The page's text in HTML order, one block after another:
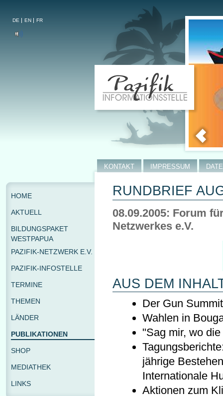
DE EN FR
RUNDBRIEF
08.09.2005: Forum
Netzwerkes e.V.
AUS DEM
Der Gun
Wahlen in
"Sag mir, wo
jährige
Internationale
Aktionen zum
KONTAKT IMPRESSUM
HOME
AKTUELL
BILDUNGSPAKET
WESTPAPUA
PAZIFIK-NETZWERK E.V.
PAZIFIK-INFOSTELLE
TERMINE
THEMEN
LÄNDER
PUBLIKATIONEN
SHOP
MEDIATHEK
LINKS